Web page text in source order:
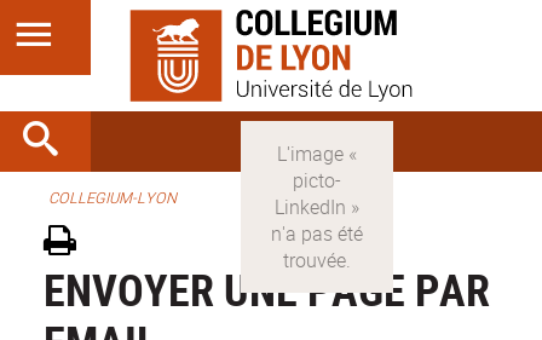
COLLEGIUM-LYON
ENVOYER UNE PAGE PAR